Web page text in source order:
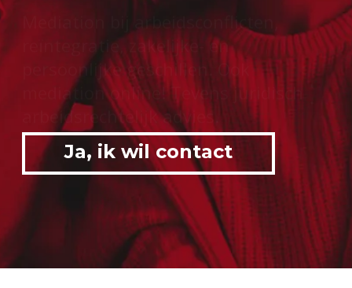
Ja, ik wil contact